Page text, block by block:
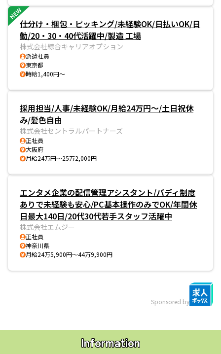
NEW
仕分け・梱包・ピッキング/未経験OK/日払いOK/日
勤/20・30・40代活躍中/製造 工場
株式会社綜合キャリアオプション
派遣社員
東京都
時給1,400円～
採用担当/人事/未経験OK/月給24万円～/土日祝休
み/髪色自由
株式会社セントラルパートナーズ
正社員
大阪府
月給24万円～25万2,000円
エンタメ企業の配信管理アシスタント/バディ制度
ありで未経験も安心/PC基本操作のみでOK/年間休
日最大140日/20代30代若手スタッフ活躍中
株式会社エムジー
正社員
神奈川県
月給24万5,900円～44万9,900円
Sponsored by
Information